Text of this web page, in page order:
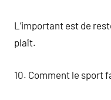
L’important est de
plaît.
10. Comment le sport